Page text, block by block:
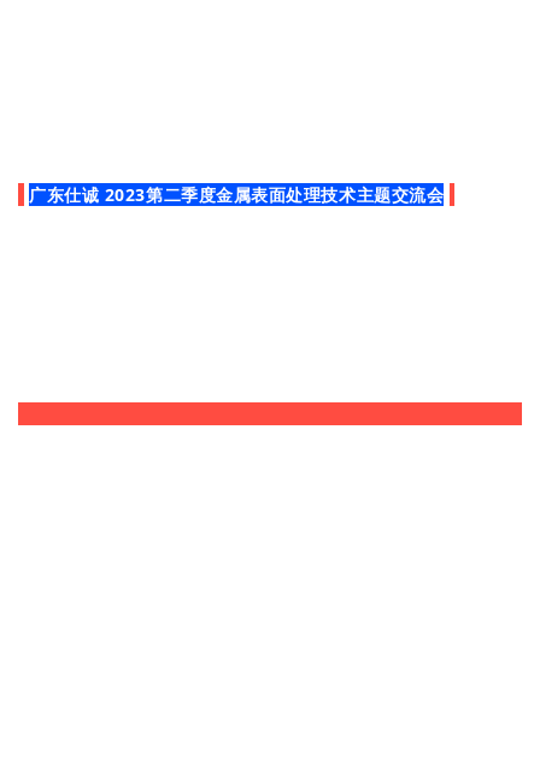
广东仕诚 2023第二季度金属表面处理技术主题交流会